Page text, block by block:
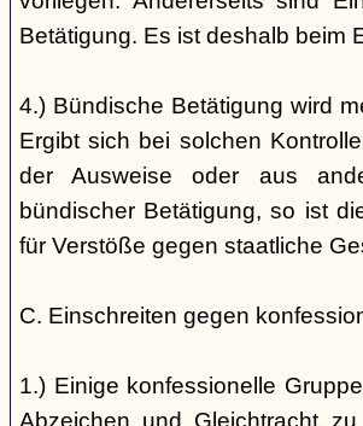
Betätigung. Es ist deshalb beim
4.) Bündische Betätigung wird
Ergibt sich bei solchen
der Ausweise oder aus
bündischer Betätigung, so ist
für Verstöße gegen staatliche
C. Einschreiten gegen
1.) Einige konfessionelle
Abzeichen und Gleichtracht